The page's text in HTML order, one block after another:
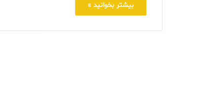
بیشتر بخوانید »